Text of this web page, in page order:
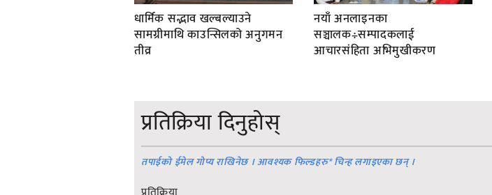
धार्मिक सद्भाव खल्बल्याउने
सामग्रीमाथि काउन्सिलको अनुगमन
तीव्र
नयाँ अनलाइनका
सञ्चालक÷सम्पादकलाई
आचारसंहिता अभिमुखीकरण
प्रतिक्रिया दिनुहोस्
तपाईको ईमेल गोप्य राखिनेछ । आवश्यक फिल्डहरु*चिन्ह लगाइएका छन् ।